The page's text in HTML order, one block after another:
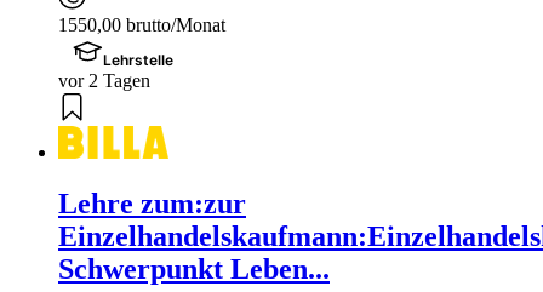
1550,00 brutto/Monat
Lehrstelle
vor 2 Tagen
Lehre zum:zur
Schwerpunkt Leben...